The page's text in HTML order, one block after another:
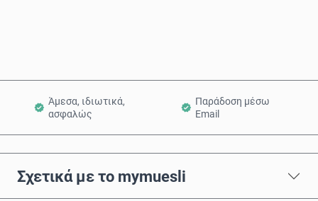
Άμεσα, ιδιωτικά,
ασφαλώς
Παράδοση μέσω
Email
Σχετικά με το mymuesli